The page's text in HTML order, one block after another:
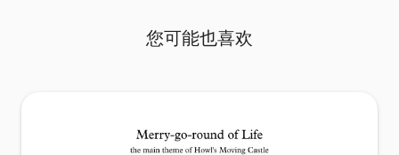
您可能也喜欢